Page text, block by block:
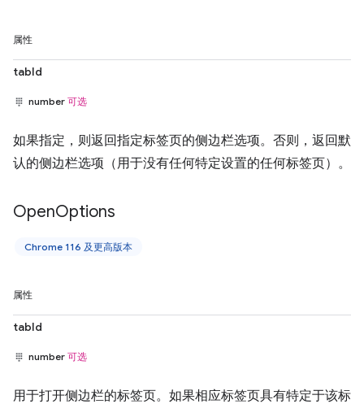
属性
tabId
number 可选
如果指定，则返回指定标签页的侧边栏选项。否则，返回默
认的侧边栏选项（用于没有任何特定设置的任何标签页）。
OpenOptions
Chrome 116 及更高版本
属性
tabId
number 可选
用于打开侧边栏的标签页。如果相应标签页具有特定于该标